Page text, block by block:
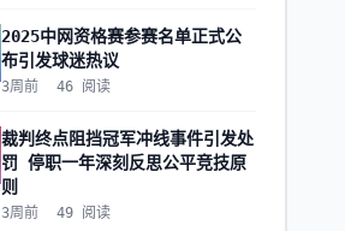
2025中网资格赛参赛名单正式公
布引发球迷热议
3周前 46 阅读
裁判终点阻挡冠军冲线事件引发处
罚 停职一年深刻反思公平竞技原
则
3周前 49 阅读